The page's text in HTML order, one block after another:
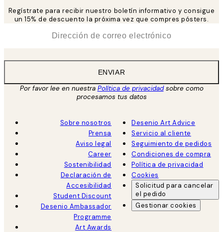
Regístrate para recibir nuestro boletín informativo y consigue
un 15% de descuento la próxima vez que compres pósters.
ENVIAR
Por favor lee en nuestra Política de privacidadsobre como
procesamos tus datos
Sobre nosotros
Prensa
Aviso legal
Career
Sostenibilidad
Declaración de
Accesibilidad
Student Discount
Desenio Ambassador
Programme
Art Awards
Desenio Art Advice
Servicio al cliente
Seguimiento de pedidos
Condiciones de compra
Política de privacidad
Cookies
Solicitud para cancelar
el pedido
Gestionar cookies